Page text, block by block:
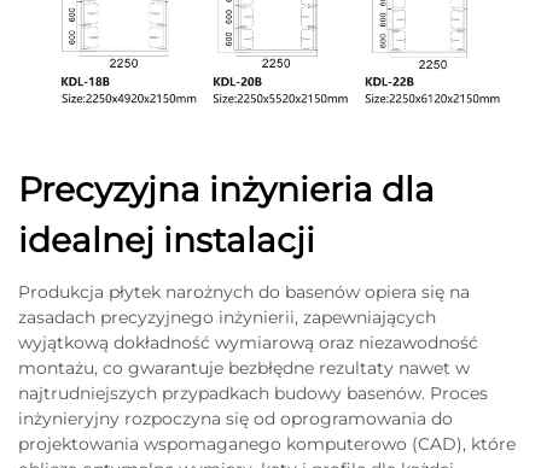
Precyzyjna inżynieria dla
idealnej instalacji
Produkcja płytek narożnych do basenów opiera się na
zasadach precyzyjnego inżynierii, zapewniających
wyjątkową dokładność wymiarową oraz niezawodność
montażu, co gwarantuje bezbłędne rezultaty nawet w
najtrudniejszych przypadkach budowy basenów. Proces
inżynieryjny rozpoczyna się od oprogramowania do
projektowania wspomaganego komputerowo (CAD), które